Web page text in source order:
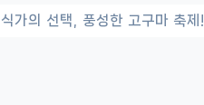
가의 선택, 풍성한 고구마 축제!